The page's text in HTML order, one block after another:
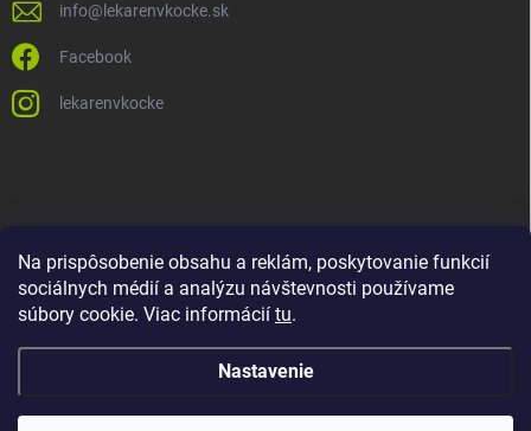
Na prispôsobenie obsahu a reklám, poskytovanie funkcií
sociálnych médií a analýzu návštevnosti používame
súbory cookie. Viac informácií tu.
Nastavenie
info@ lekarenvkocke.sk
Facebook
lekarenvkocke